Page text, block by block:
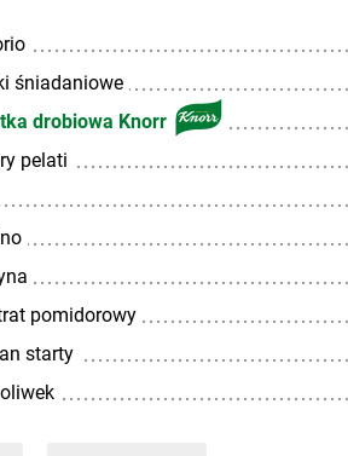
śniadaniowe
drobiowa Knorr
pelati
pomidorowy
starty